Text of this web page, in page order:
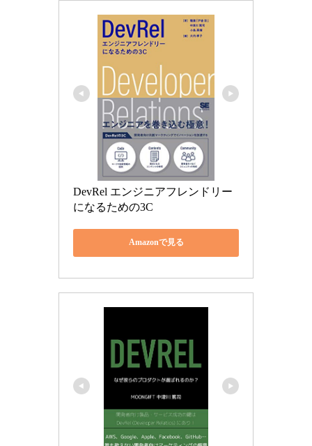
DevRel エンジニアフレンドリー
になるための3C
Amazonで見る